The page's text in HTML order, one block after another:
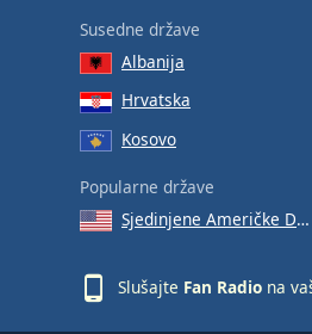
Susedne države
Albanija
Hrvatska
Kosovo
Popularne države
Sjedinjene Američke Države
Slušajte Fan Radio na